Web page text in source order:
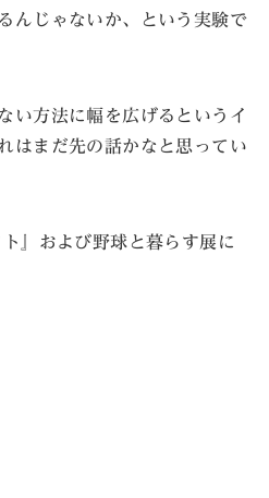
んじゃないか、という実験で
い方法に幅を広げるというイ
はまだ先の話かなと思ってい
』および野球と暮らす展に